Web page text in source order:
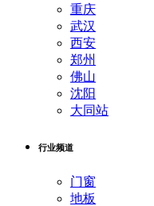
重庆
武汉
西安
郑州
佛山
沈阳
大同站
行业频道
门窗
地板